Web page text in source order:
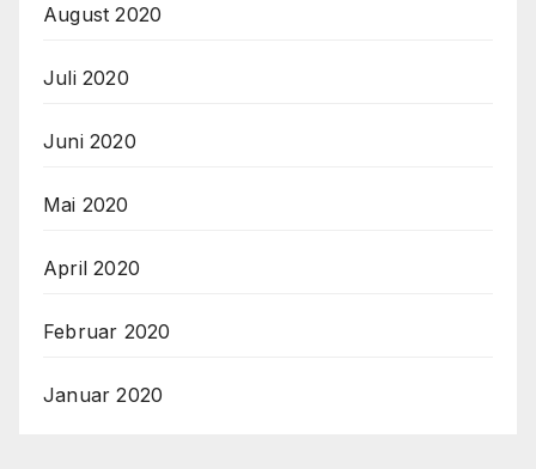
August 2020
Juli 2020
Juni 2020
Mai 2020
April 2020
Februar 2020
Januar 2020